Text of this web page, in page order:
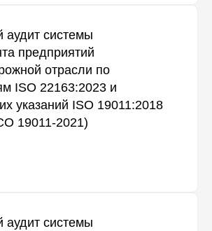
аудит системы
предприятий
отрасли по
ISO 22163:2023 и
указаний ISO 19011:2018
19011-2021)
аудит системы